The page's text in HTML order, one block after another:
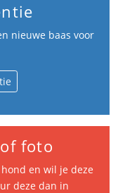
nieuwe baas voor
foto
en wil je deze
deze dan in